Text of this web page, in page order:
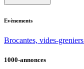
Evènements
Brocantes, vides-greniers
1000-annonces